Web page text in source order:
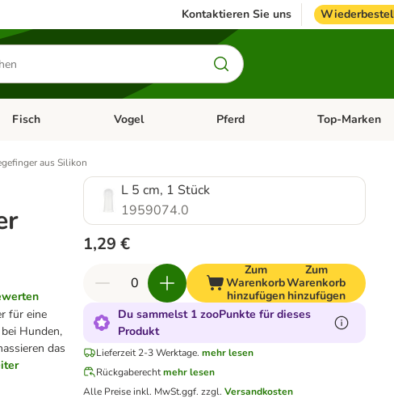
Kontaktieren Sie uns
Hundefutter & Zubehör
Kategorie-Menü öffnen: Kleintier
Fisch Kategorie-Menü öffnen: Fisch
Vogel Kategorie-Menü öffnen: Vogel
Pferd Kategorie-Menü
Top-Marken
aus Silikon
für eine
bei Hunden,
das
L 5 cm, 1 Stück
1959074.0
1,29 €
Zum
Warenkorb
hinzufügen
Zum
Warenkorb
hinzufügen
Du sammelst 1 zooPunkte für dieses
Produkt
Lieferzeit 2-3 Werktage. mehr lesen
Rückgaberechtmehr lesen
Alle Preise inkl. MwSt.ggf. zzgl.Versandkosten